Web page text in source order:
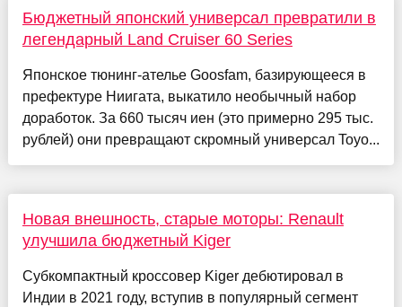
Бюджетный японский универсал превратили в
легендарный Land Cruiser 60 Series
Японское тюнинг-ателье Goosfam, базирующееся в
префектуре Ниигата, выкатило необычный набор
доработок. За 660 тысяч иен (это примерно 295 тыс.
рублей) они превращают скромный универсал Toyo...
Новая внешность, старые моторы: Renault
улучшила бюджетный Kiger
Субкомпактный кроссовер Kiger дебютировал в
Индии в 2021 году, вступив в популярный сегмент